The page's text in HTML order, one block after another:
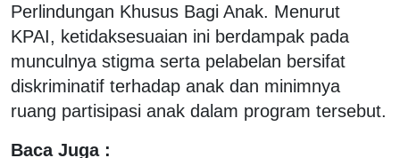
Perlindungan Khusus Bagi Anak. Menurut
KPAI, ketidaksesuaian ini berdampak pada
munculnya stigma serta pelabelan bersifat
diskriminatif terhadap anak dan minimnya
ruang partisipasi anak dalam program tersebut.
Baca Juga :